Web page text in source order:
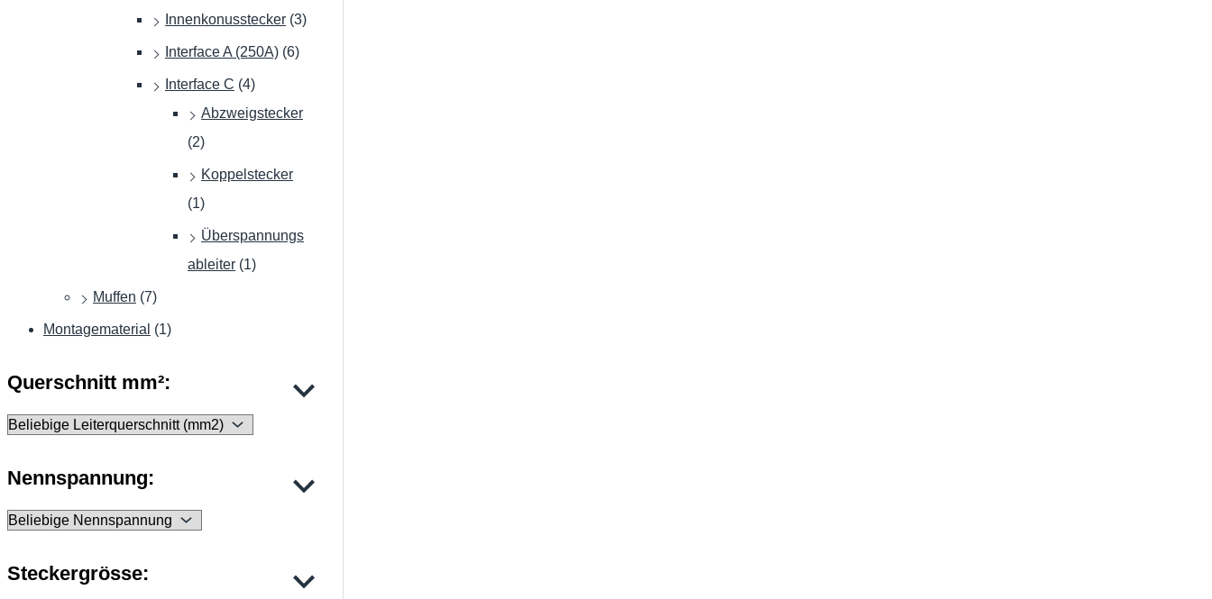
Innenkonusstecker (3)
Interface A (250A) (6)
Interface C (4)
Abzweigstecker
(2)
Koppelstecker
(1)
Überspannungs
ableiter (1)
Muffen (7)
Montagematerial (1)
Querschnitt mm²:
Nennspannung:
Steckergrösse: